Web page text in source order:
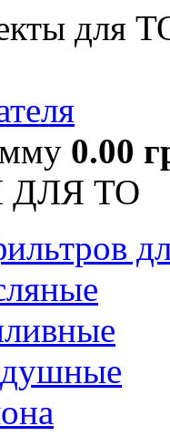
для
0.00
ДЛЯ ТО